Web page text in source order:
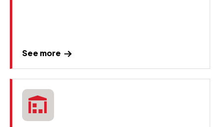
See more